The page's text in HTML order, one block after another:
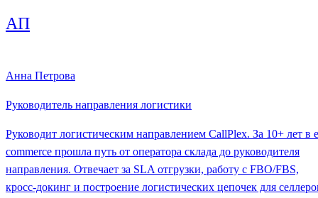
АП
Анна Петрова
Руководитель направления логистики
Руководит логистическим направлением CallPlex. За 10+ лет в
commerce прошла путь от оператора склада до руководителя
направления. Отвечает за SLA отгрузки, работу с FBO/FBS,
кросс-докинг и построение логистических цепочек для